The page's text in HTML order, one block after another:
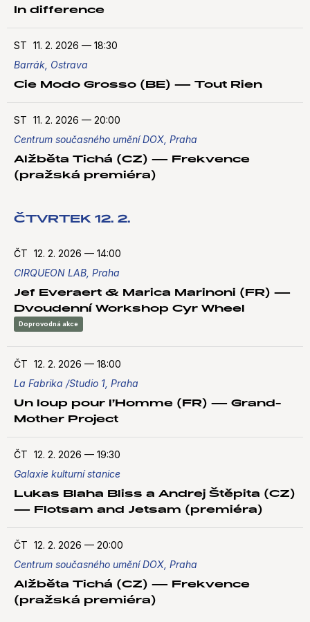
In difference
ST 11. 2. 2026 — 18:30
Barrák, Ostrava
Cie Modo Grosso (BE) — Tout Rien
ST 11. 2. 2026 — 20:00
Centrum současného umění DOX, Praha
Alžběta Tichá (CZ) — Frekvence
(pražská premiéra)
ČTVRTEK 12. 2.
ČT 12. 2. 2026 — 14:00
CIRQUEON LAB, Praha
Jef Everaert & Marica Marinoni (FR) —
Dvoudenní Workshop Cyr Wheel
Doprovodná akce
ČT 12. 2. 2026 — 18:00
La Fabrika /Studio 1, Praha
Un loup pour l’Homme (FR) — Grand-
Mother Project
ČT 12. 2. 2026 — 19:30
Galaxie kulturní stanice
Lukas Blaha Bliss a Andrej Štěpita (CZ)
— Flotsam and Jetsam (premiéra)
ČT 12. 2. 2026 — 20:00
Centrum současného umění DOX, Praha
Alžběta Tichá (CZ) — Frekvence
(pražská premiéra)